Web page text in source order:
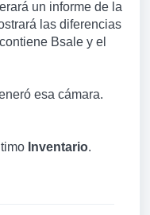
un informe de la
las diferencias
Bsale y el
esa cámara.
Inventario.